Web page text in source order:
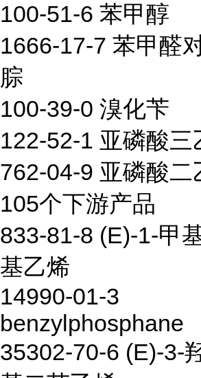
100-51-6 苯甲醇
1666-17-7 苯甲醛
腙
100-39-0 溴化苄
122-52-1 亚磷酸三
762-04-9 亚磷酸二
105个下游产品
833-81-8 (E)-1-甲
基乙烯
14990-01-3
benzylphosphane
35302-70-6 (E)-3-